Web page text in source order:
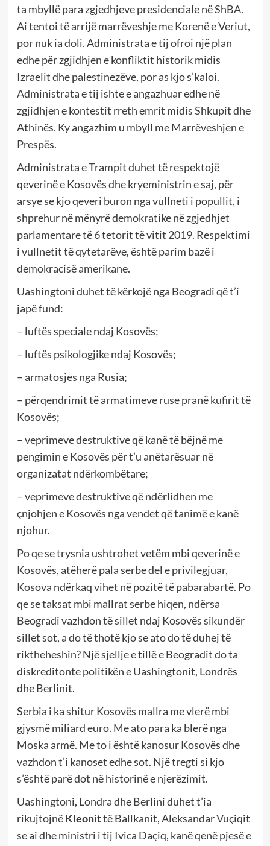
ta mbyllë para zgjedhjeve presidenciale në ShBA.
Ai tentoi të arrijë marrëveshje me Korenë e Veriut,
por nuk ia doli. Administrata e tij ofroi një plan
edhe për zgjidhjen e konfliktit historik midis
Izraelit dhe palestinezëve, por as kjo s’kaloi.
Administrata e tij ishte e angazhuar edhe në
zgjidhjen e kontestit rreth emrit midis Shkupit dhe
Athinës. Ky angazhim u mbyll me Marrëveshjen e
Prespës.
Administrata e Trampit duhet të respektojë
qeverinë e Kosovës dhe kryeministrin e saj, për
arsye se kjo qeveri buron nga vullneti i popullit, i
shprehur në mënyrë demokratike në zgjedhjet
parlamentare të 6 tetorit të vitit 2019. Respektimi
i vullnetit të qytetarëve, është parim bazë i
demokracisë amerikane.
Uashingtoni duhet të kërkojë nga Beogradi që t’i
japë fund:
– luftës speciale ndaj Kosovës;
– luftës psikologjike ndaj Kosovës;
– armatosjes nga Rusia;
– përqendrimit të armatimeve ruse pranë kufirit të
Kosovës;
– veprimeve destruktive që kanë të bëjnë me
pengimin e Kosovës për t’u anëtarësuar në
organizatat ndërkombëtare;
– veprimeve destruktive që ndërlidhen me
çnjohjen e Kosovës nga vendet që tanimë e kanë
njohur.
Po qe se trysnia ushtrohet vetëm mbi qeverinë e
Kosovës, atëherë pala serbe del e privilegjuar,
Kosova ndërkaq vihet në pozitë të pabarabartë. Po
qe se taksat mbi mallrat serbe hiqen, ndërsa
Beogradi vazhdon të sillet ndaj Kosovës sikundër
sillet sot, a do të thotë kjo se ato do të duhej të
riktheheshin? Një sjellje e tillë e Beogradit do ta
diskreditonte politikën e Uashingtonit, Londrës
dhe Berlinit.
Serbia i ka shitur Kosovës mallra me vlerë mbi
gjysmë miliard euro. Me ato para ka blerë nga
Moska armë. Me to i është kanosur Kosovës dhe
vazhdon t’i kanoset edhe sot. Një tregti si kjo
s’është parë dot në historinë e njerëzimit.
Uashingtoni, Londra dhe Berlini duhet t’ia
rikujtojnëKleonittë Ballkanit, Aleksandar Vuçiqit
se ai dhe ministri i tij Ivica Daçiq, kanë qenë pjesë e